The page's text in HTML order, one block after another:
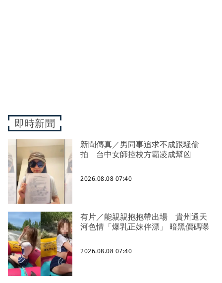
即時新聞
新聞傳真／男同事追求不成跟騷偷
拍 台中女師控校方霸凌成幫凶
2026.08.08 07:40
有片／能親親抱抱帶出場 貴州通天
河色情「爆乳正妹伴漂」 暗黑價碼曝
2026.08.08 07:40